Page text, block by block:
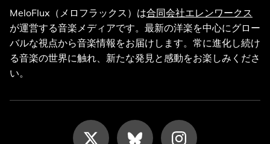
MeloFlux（メロフラックス）は合同会社エレンワークス
が運営する音楽メディアです。最新の洋楽を中心にグロー
バルな視点から音楽情報をお届けします。常に進化し続け
る音楽の世界に触れ、新たな発見と感動をお楽しみくださ
い。